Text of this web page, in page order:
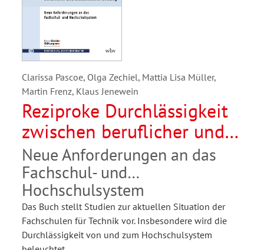
Clarissa Pascoe, Olga Zechiel, Mattia Lisa Müller,
Martin Frenz, Klaus Jenewein
Reziproke Durchlässigkeit
zwischen beruflicher und
akademischer Bildung
Neue Anforderungen an das
Fachschul- und
Hochschulsystem
Das Buch stellt Studien zur aktuellen Situation der
Fachschulen für Technik vor. Insbesondere wird die
Durchlässigkeit von und zum Hochschulsystem